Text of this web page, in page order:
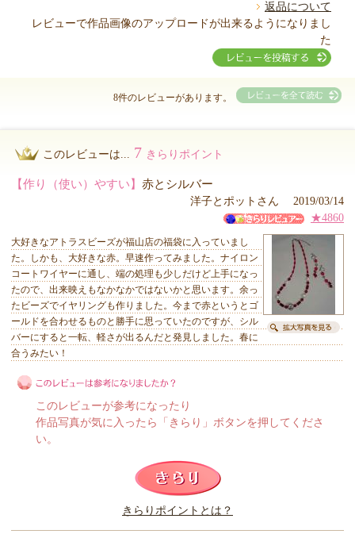
返品について
レビューで作品画像のアップロードが出来るようになりまし
た
8件のレビューがあります。
このレビューは... 7 きらりポイント
【作り（使い）やすい】 赤とシルバー
洋子とポットさん 2019/03/14
★4860
大好きなアトラスビーズが福山店の福袋に入っていまし
た。しかも、大好きな赤。早速作ってみました。ナイロン
コートワイヤーに通し、端の処理も少しだけど上手になっ
たので、出来映えもなかなかではないかと思います。余っ
たビーズでイヤリングも作りました。今まで赤というとゴ
ールドを合わせるものと勝手に思っていたのですが、シル
バーにすると一転、軽さが出るんだと発見しました。春に
合うみたい！
このレビューは参考になりましたか？
このレビューが参考になったり
作品写真が気に入ったら「きらり」ボタンを押してくださ
い。
きらりポイントとは？